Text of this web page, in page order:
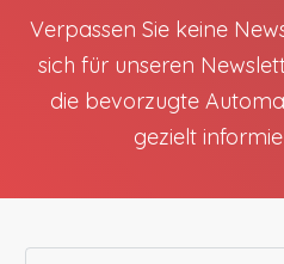
Verpassen Sie keine
sich für unseren
die bevorzugte
gezielt